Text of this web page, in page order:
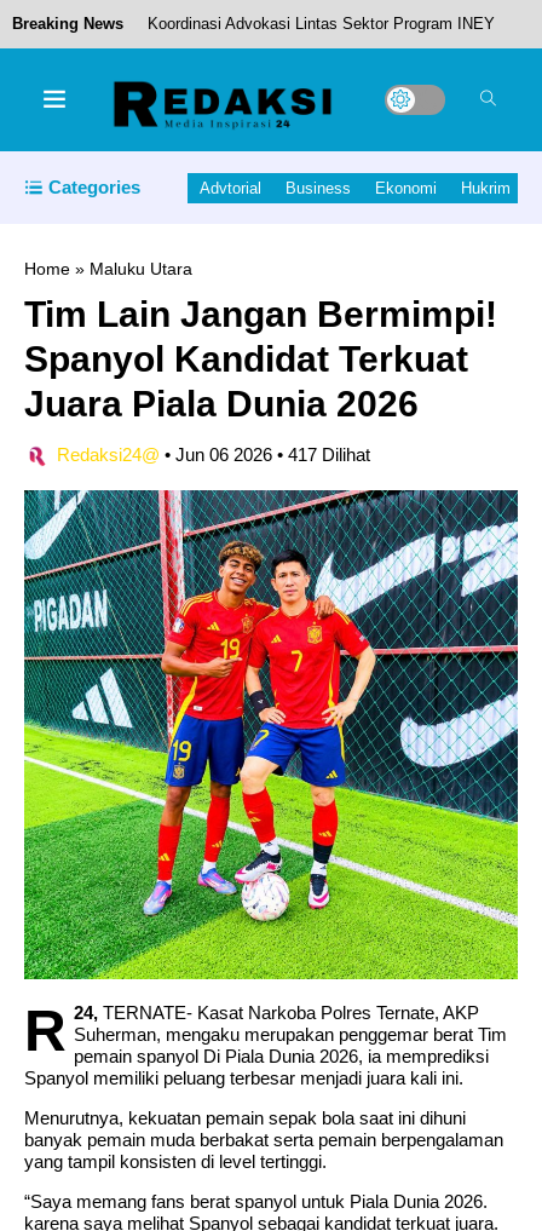
Breaking News Koordinasi Advokasi Lintas Sektor Program INEY
Stunting
Kapolda Malut Dukungan Penuh Keamanan
Bupati Halut Meraih Penghargaan KWP Awards
2026
Pemprov Maluku Utara Luncurkan Program
Sekolah Kedinasan dan PJJ di Hardiknas 2026
Pastikan Tata Ruang Tertib Di Halmhera Utara
Categories Advtorial Business Ekonomi Hukrim
Home » Maluku Utara
Tim Lain Jangan Bermimpi!
Spanyol Kandidat Terkuat
Juara Piala Dunia 2026
Redaksi24@ • Jun 06 2026 • 417 Dilihat
R 24, TERNATE- Kasat Narkoba Polres Ternate, AKP
Suherman, mengaku merupakan penggemar berat Tim
pemain spanyol Di Piala Dunia 2026, ia memprediksi
Spanyol memiliki peluang terbesar menjadi juara kali ini.
Menurutnya, kekuatan pemain sepak bola saat ini dihuni
banyak pemain muda berbakat serta pemain berpengalaman
yang tampil konsisten di level tertinggi.
“Saya memang fans berat spanyol untuk Piala Dunia 2026.
karena saya melihat Spanyol sebagai kandidat terkuat juara.